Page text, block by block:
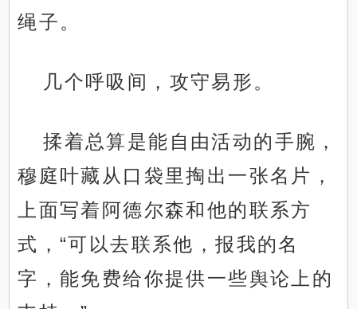
绳子。
几个呼吸间，攻守易形。
揉着总算是能自由活动的手腕，
穆庭叶藏从口袋里掏出一张名片，
上面写着阿德尔森和他的联系方
式，“可以去联系他，报我的名
字，能免费给你提供一些舆论上的